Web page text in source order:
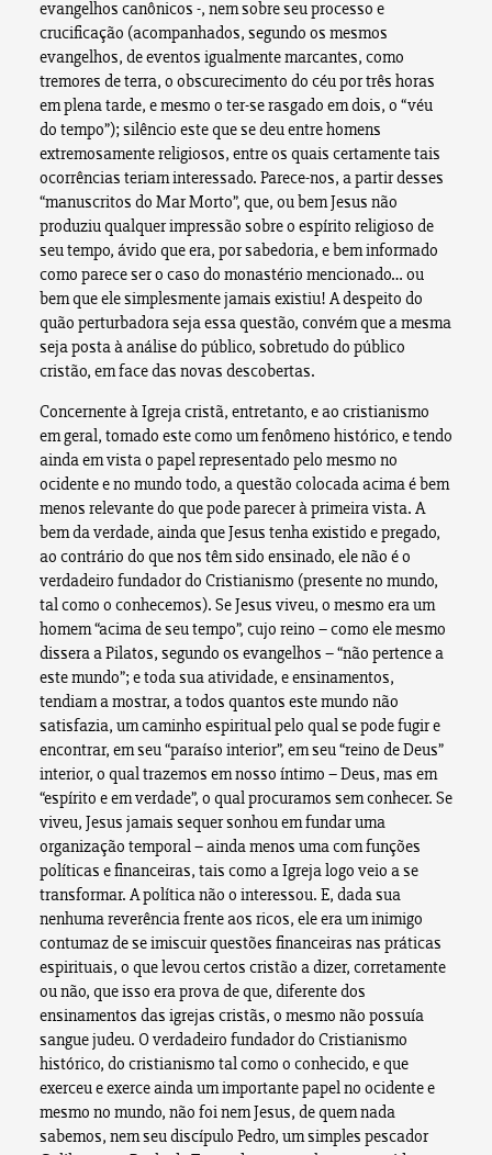
evangelhos canônicos -, nem sobre seu processo e
crucificação (acompanhados, segundo os mesmos
evangelhos, de eventos igualmente marcantes, como
tremores de terra, o obscurecimento do céu por três horas
em plena tarde, e mesmo o ter-se rasgado em dois, o “véu
do tempo”); silêncio este que se deu entre homens
extremosamente religiosos, entre os quais certamente tais
ocorrências teriam interessado. Parece-nos, a partir desses
“manuscritos do Mar Morto”, que, ou bem Jesus não
produziu qualquer impressão sobre o espírito religioso de
seu tempo, ávido que era, por sabedoria, e bem informado
como parece ser o caso do monastério mencionado… ou
bem que ele simplesmente jamais existiu! A despeito do
quão perturbadora seja essa questão, convém que a mesma
seja posta à análise do público, sobretudo do público
cristão, em face das novas descobertas.
Concernente à Igreja cristã, entretanto, e ao cristianismo
em geral, tomado este como um fenômeno histórico, e tendo
ainda em vista o papel representado pelo mesmo no
ocidente e no mundo todo, a questão colocada acima é bem
menos relevante do que pode parecer à primeira vista. A
bem da verdade, ainda que Jesus tenha existido e pregado,
ao contrário do que nos têm sido ensinado, ele não é o
verdadeiro fundador do Cristianismo (presente no mundo,
tal como o conhecemos). Se Jesus viveu, o mesmo era um
homem “acima de seu tempo”, cujo reino – como ele mesmo
dissera a Pilatos, segundo os evangelhos – “não pertence a
este mundo”; e toda sua atividade, e ensinamentos,
tendiam a mostrar, a todos quantos este mundo não
satisfazia, um caminho espiritual pelo qual se pode fugir e
encontrar, em seu “paraíso interior”, em seu “reino de Deus”
interior, o qual trazemos em nosso íntimo – Deus, mas em
“espírito e em verdade”, o qual procuramos sem conhecer. Se
viveu, Jesus jamais sequer sonhou em fundar uma
organização temporal – ainda menos uma com funções
políticas e financeiras, tais como a Igreja logo veio a se
transformar. A política não o interessou. E, dada sua
nenhuma reverência frente aos ricos, ele era um inimigo
contumaz de se imiscuir questões financeiras nas práticas
espirituais, o que levou certos cristão a dizer, corretamente
ou não, que isso era prova de que, diferente dos
ensinamentos das igrejas cristãs, o mesmo não possuía
sangue judeu. O verdadeiro fundador do Cristianismo
histórico, do cristianismo tal como o conhecido, e que
exerceu e exerce ainda um importante papel no ocidente e
mesmo no mundo, não foi nem Jesus, de quem nada
sabemos, nem seu discípulo Pedro, um simples pescador